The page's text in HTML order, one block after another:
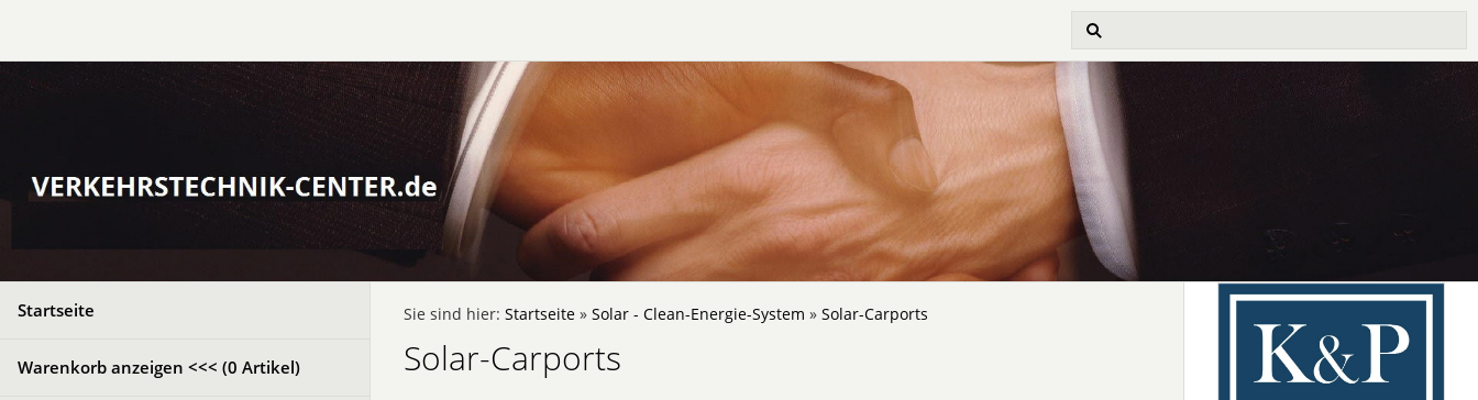
Startseite
Warenkorb anzeigen <<< (0 Artikel)
Sie sind hier: Startseite » Solar - Clean-Energie-System » Solar-Carports
Solar-Carports